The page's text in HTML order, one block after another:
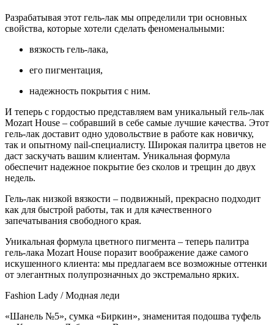
Разрабатывая этот гель-лак мы определили три основных
свойства, которые хотели сделать феноменальными:
вязкость гель-лака,
его пигментация,
надежность покрытия с ним.
И теперь с гордостью представляем вам уникальный гель-лак
Mozart House – собравший в себе самые лучшие качества. Этот
гель-лак доставит одно удовольствие в работе как новичку,
так и опытному nail-специалисту. Широкая палитра цветов не
даст заскучать вашим клиентам. Уникальная формула
обеспечит надежное покрытие без сколов и трещин до двух
недель.
Гель-лак низкой вязкости – подвижный, прекрасно подходит
как для быстрой работы, так и для качественного
запечатывания свободного края.
Уникальная формула цветного пигмента – теперь палитра
гель-лака Mozart House поразит воображение даже самого
искушенного клиента: мы предлагаем все возможные оттенки
от элегантных полупрозначных до экстремально ярких.
Fashion Lady / Модная леди
«Шанель №5», сумка «Биркин», знаменитая подошва туфель